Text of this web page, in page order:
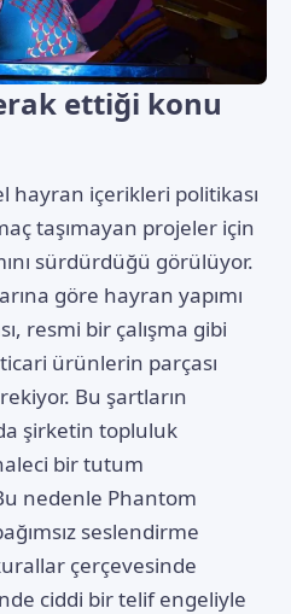
ettiği konu
hayran içerikleri politikası
taşımayan projeler için
sürdürdüğü görülüyor.
göre hayran yapımı
resmi bir çalışma gibi
ürünlerin parçası
Bu şartların
şirketin topluluk
bir tutum
nedenle Phantom
seslendirme
çerçevesinde
ciddi bir telif engeliyle